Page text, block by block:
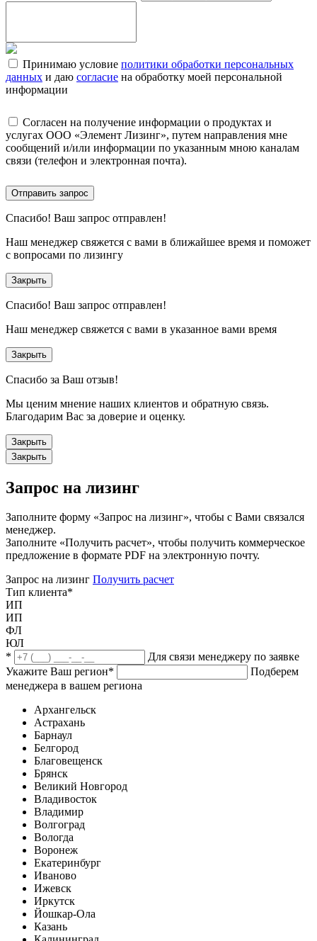
Принимаю условие политики обработки персональных
данных и даю согласие на обработку моей персональной
информации
Согласен на получение информации о продуктах и
услугах ООО «Элемент Лизинг», путем направления мне
сообщений и/или информации по указанным мною каналам
связи (телефон и электронная почта).
Отправить запрос
Спасибо! Ваш запрос отправлен!
Наш менеджер свяжется с вами в ближайшее время и поможет
с вопросами по лизингу
Закрыть
Спасибо! Ваш запрос отправлен!
Наш менеджер свяжется с вами в указанное вами время
Закрыть
Спасибо за Ваш отзыв!
Мы ценим мнение наших клиентов и обратную связь.
Благодарим Вас за доверие и оценку.
Закрыть
Закрыть
Запрос на лизинг
Заполните форму «Запрос на лизинг», чтобы с Вами связался
менеджер.
Заполните «Получить расчет», чтобы получить коммерческое
предложение в формате PDF на электронную почту.
Запрос на лизинг Получить расчет
Тип клиента*
ИП
ИП
ФЛ
ЮЛ
*
Для связи менеджеру по заявке
Укажите Ваш регион*
Подберем
менеджера в вашем региона
Архангельск
Астрахань
Барнаул
Белгород
Благовещенск
Брянск
Великий Новгород
Владивосток
Владимир
Волгоград
Вологда
Воронеж
Екатеринбург
Иваново
Ижевск
Иркутск
Йошкар-Ола
Казань